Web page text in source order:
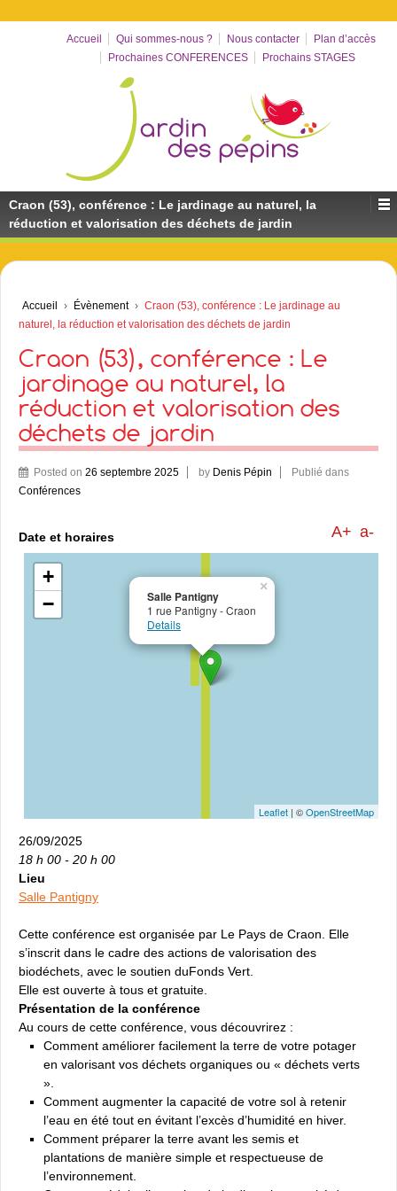
Accueil Qui sommes-nous ? Nous contacter
Plan d’accès
Prochaines CONFERENCES
Prochains STAGES
Craon (53), conférence : Le jardinage au naturel, la
réduction et valorisation des déchets de jardin
Accueil › Évènement › Craon (53), conférence : Le jardinage au
naturel, la réduction et valorisation des déchets de jardin
Craon (53), conférence : Le
jardinage au naturel, la
réduction et valorisation des
déchets de jardin
Posted on 26 septembre 2025 by Denis Pépin
Publié dans
Conférences
A+ a-
Salle Pantigny
1 rue Pantigny - Craon
Details
×
+
−
Leaflet | ©OpenStreetMap
Date et horaires
26/09/2025
18 h 00 - 20 h 00
Lieu
Salle Pantigny
Cette conférence est organisée par Le Pays de Craon. Elle
s’inscrit dans le cadre des actions de valorisation des
biodéchets, avec le soutien duFonds Vert.
Elle est ouverte à tous et gratuite.
Présentation de la conférence
Au cours de cette conférence, vous découvrirez :
Comment améliorer facilement la terre de votre potager
en valorisant vos déchets organiques ou « déchets verts
».
Comment augmenter la capacité de votre sol à retenir
l’eau en été tout en évitant l’excès d’humidité en hiver.
Comment préparer la terre avant les semis et
plantations de manière simple et respectueuse de
l’environnement.